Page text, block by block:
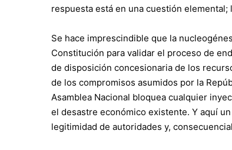
respuesta está en una cuestión
Se hace imprescindible que la
Constitución para validar el proceso de
de disposición concesionaria de los
de los compromisos asumidos por la
Asamblea Nacional bloquea cualquier
el desastre económico existente. Y aquí
legitimidad de autoridades y,